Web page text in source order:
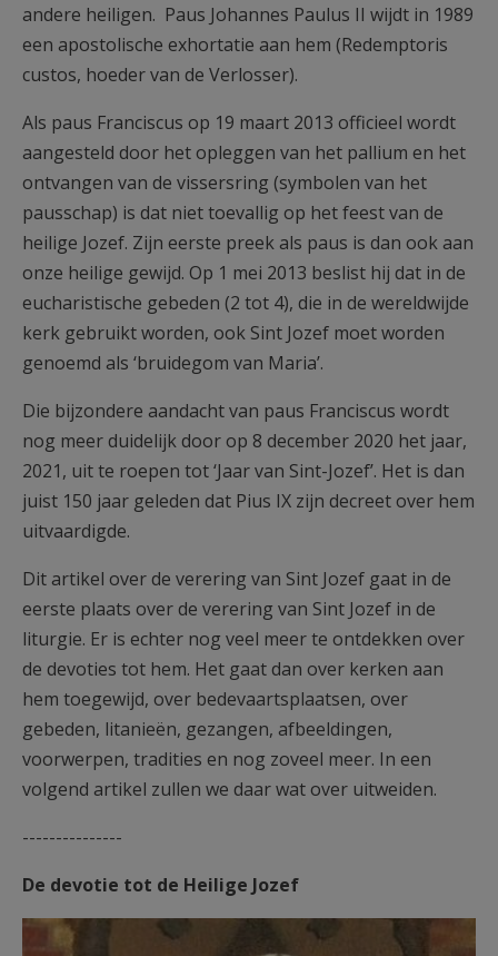
andere heiligen. Paus Johannes Paulus II wijdt in 1989
een apostolische exhortatie aan hem (Redemptoris
custos, hoeder van de Verlosser).
Als paus Franciscus op 19 maart 2013 officieel wordt
aangesteld door het opleggen van het pallium en het
ontvangen van de vissersring (symbolen van het
pausschap) is dat niet toevallig op het feest van de
heilige Jozef. Zijn eerste preek als paus is dan ook aan
onze heilige gewijd. Op 1 mei 2013 beslist hij dat in de
eucharistische gebeden (2 tot 4), die in de wereldwijde
kerk gebruikt worden, ook Sint Jozef moet worden
genoemd als ‘bruidegom van Maria’.
Die bijzondere aandacht van paus Franciscus wordt
nog meer duidelijk door op 8 december 2020 het jaar,
2021, uit te roepen tot ‘Jaar van Sint-Jozef’. Het is dan
juist 150 jaar geleden dat Pius IX zijn decreet over hem
uitvaardigde.
Dit artikel over de verering van Sint Jozef gaat in de
eerste plaats over de verering van Sint Jozef in de
liturgie. Er is echter nog veel meer te ontdekken over
de devoties tot hem. Het gaat dan over kerken aan
hem toegewijd, over bedevaartsplaatsen, over
gebeden, litanieën, gezangen, afbeeldingen,
voorwerpen, tradities en nog zoveel meer. In een
volgend artikel zullen we daar wat over uitweiden.
---------------
De devotie tot de Heilige Jozef
F2050C20.jpg